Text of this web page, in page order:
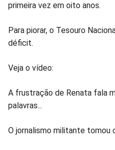
primeira vez em oito anos.
Para piorar, o Tesouro
déficit.
Veja o vídeo:
A frustração de Renata fala
palavras...
O jornalismo militante tomou